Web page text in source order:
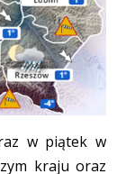
w piątek w
kraju oraz